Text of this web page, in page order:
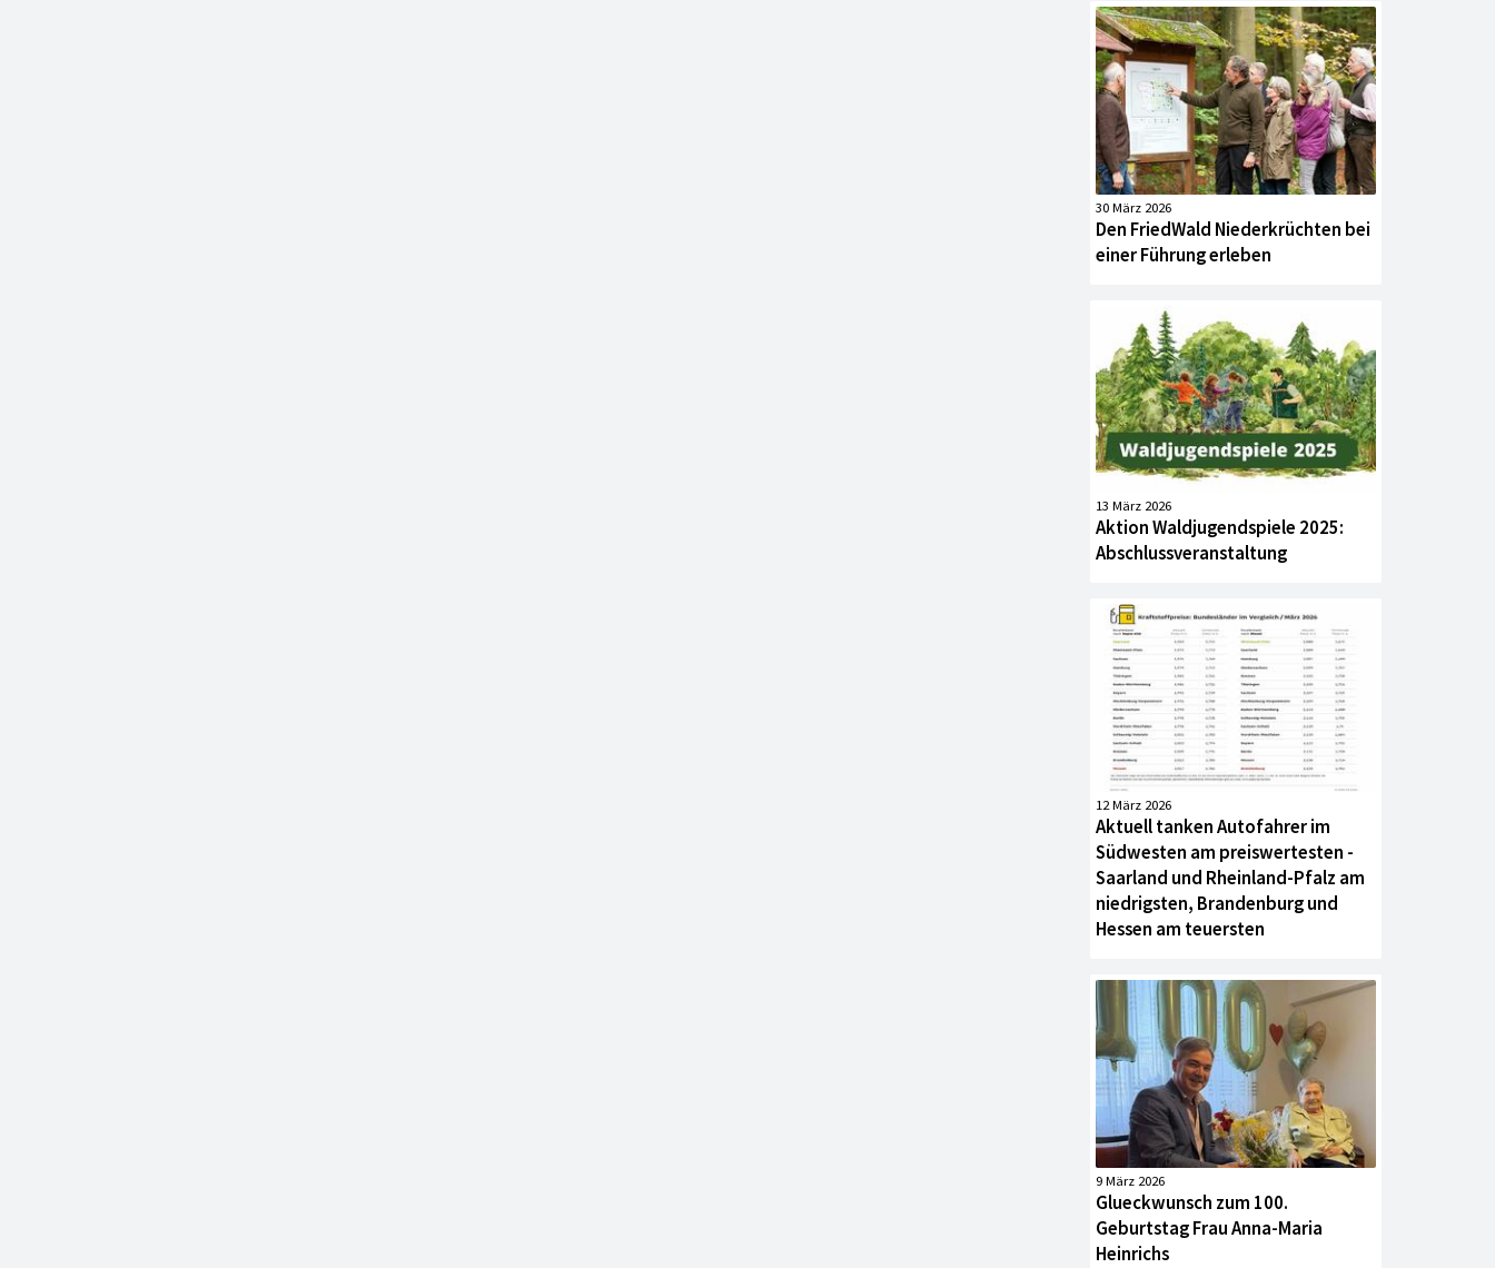
30 März 2026
Den FriedWald Niederkrüchten bei
einer Führung erleben
13 März 2026
Aktion Waldjugendspiele 2025:
Abschlussveranstaltung
12 März 2026
Aktuell tanken Autofahrer im
Südwesten am preiswertesten -
Saarland und Rheinland-Pfalz am
niedrigsten, Brandenburg und
Hessen am teuersten
9 März 2026
Glueckwunsch zum 100.
Geburtstag Frau Anna-Maria
Heinrichs